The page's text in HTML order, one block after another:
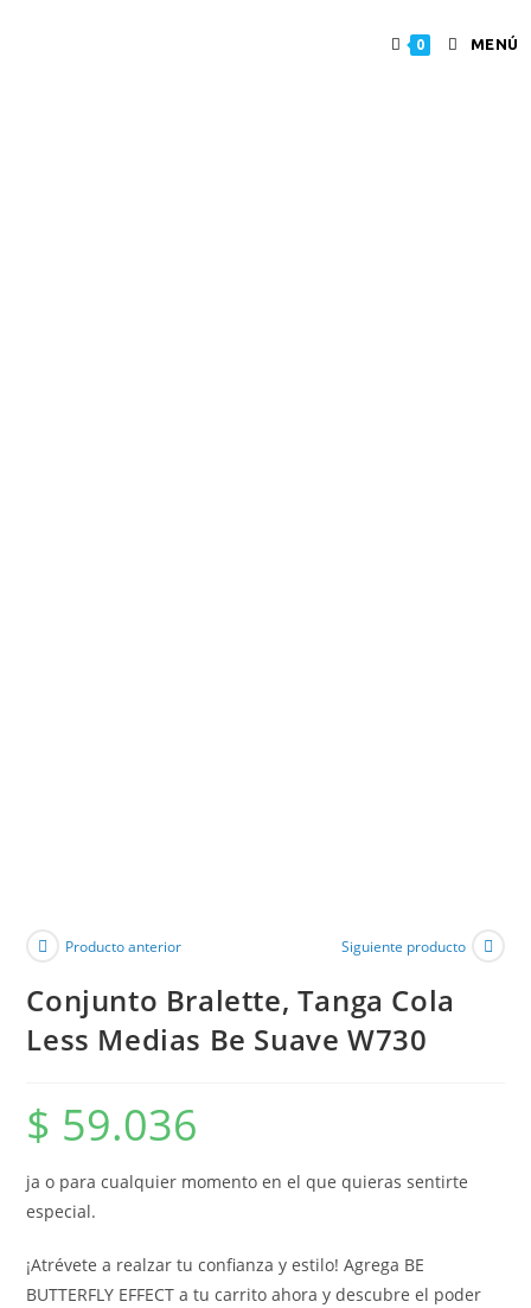
0 MENÚ
Producto anterior Siguiente producto
Conjunto Bralette, Tanga Cola
Less Medias Be Suave W730
$ 59.036
ja o para cualquier momento en el que quieras sentirte
especial.
¡Atrévete a realzar tu confianza y estilo! Agrega BE
BUTTERFLY EFFECT a tu carrito ahora y descubre el poder